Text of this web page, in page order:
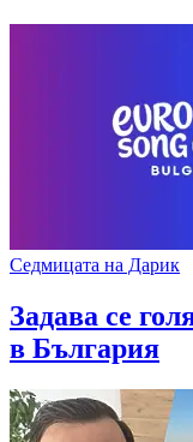
Седмицата на Дарик
Задава се
в България